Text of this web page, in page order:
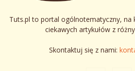
Tuts.pl to portal ogólnotematyczny, na
ciekawych artykułów z
Skontaktuj się z nami: